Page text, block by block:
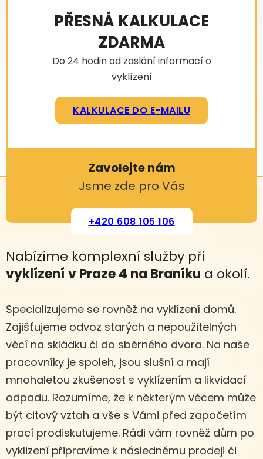
PŘESNÁ KALKULACE
ZDARMA
Do 24 hodin od zaslání informací o
vyklízení
KALKULACE DO E-MAILU
Zavolejte nám
Jsme zde pro Vás
+420 608 105 106
Nabízíme komplexní služby při
vyklízení v Praze 4 na Braníku a okolí.
Specializujeme se rovněž na vyklízení domů.
Zajišťujeme odvoz starých a nepoužitelných
věcí na skládku či do sběrného dvora. Na naše
pracovníky je spoleh, jsou slušní a mají
mnohaletou zkušenost s vyklízením a likvidací
odpadu. Rozumíme, že k některým věcem může
být citový vztah a vše s Vámi před započetím
prací prodiskutujeme. Rádi vám rovněž dům po
vyklizení připravíme k následnému prodeji či